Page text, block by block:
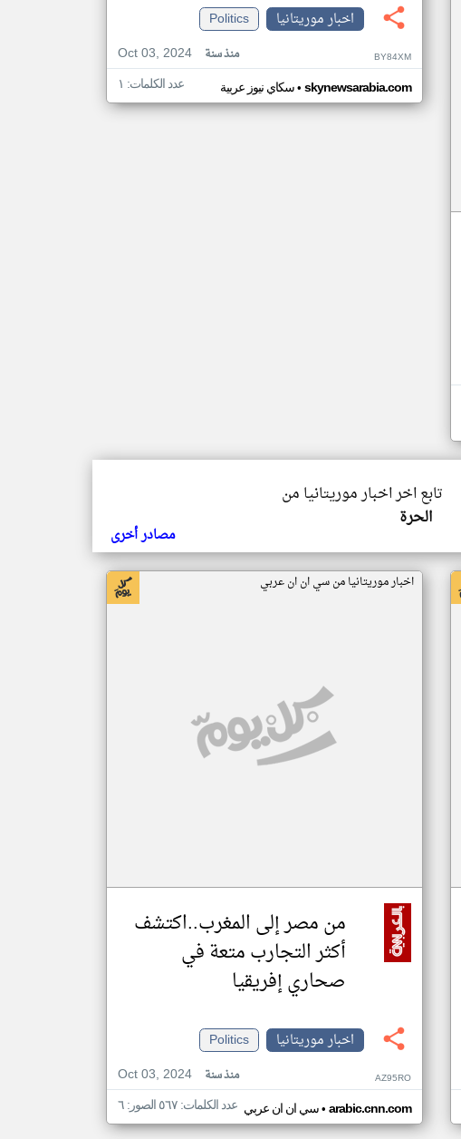
اخبار موريتانيا
Politics
Oct 03, 2024
منذ سنة BY84XM
سكاي نيوز عربية• skynewsarabia.com عدد الكلمات: ١
تابع اخر اخبار موريتانيا من
الحرة
مصادر أخرى
اخبار موريتانيا من سي ان ان عربي
من مصر إلى المغرب..اكتشف
أكثر التجارب متعة في
صحاري إفريقيا
اخبار موريتانيا
Politics
Oct 03, 2024
منذ سنة AZ95RO
سي ان ان عربي• arabic.cnn.com عدد الكلمات: ٥٦٧ الصور: ٦